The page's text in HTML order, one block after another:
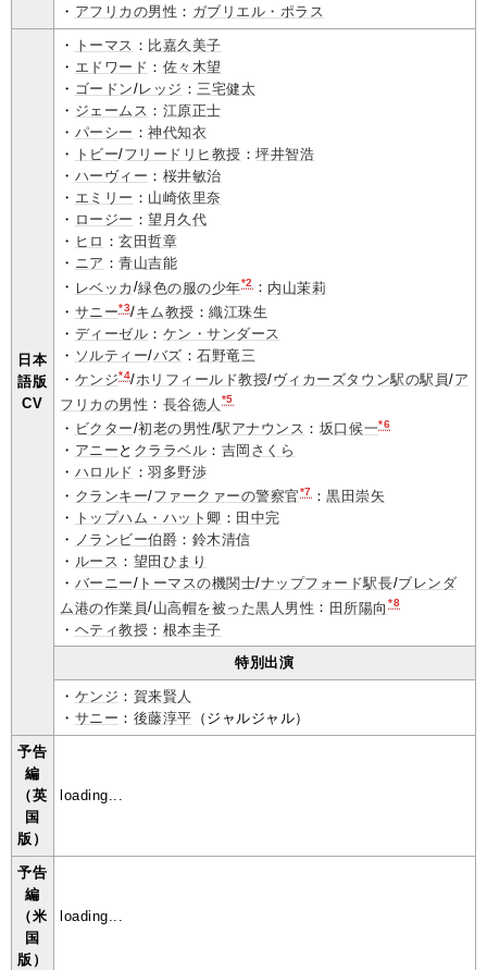
・ アフリカの男性 ： ガブリエル・ポラス
日本
語版
CV
・ トーマス ： 比嘉久美子
・ エドワード ： 佐々木望
・ ゴードン/レッジ ：三宅健太
・ ジェームス ： 江原正士
・ パーシー ：神代知衣
・
トビー/フリードリヒ教授 ：坪井智浩
・ ハーヴィー ： 桜井敏治
・ エミリー ： 山崎依里奈
・ ロージー ：望月久代
・ ヒロ ：玄田哲章
・ ニア ：青山吉能
・ レベッカ /緑色の服の少年*2： 内山茉莉
・ サニー*3/キム教授 ：織江珠生
・ ディーゼル ： ケン・サンダース
・ ソルティー/バズ ：石野竜三
・ ケンジ*4/ホリフィールド教授/ヴィカーズタウン駅の駅員/ア
フリカの男性 ： 長谷徳人 *5
・ ビクター/初老の男性/駅アナウンス ： 坂口候一*6
・ アニー と クララベル ： 吉岡さくら
・ ハロルド ：羽多野渉
・ クランキー/ファークァーの警察官*7：黒田崇矢
・
トップハム・ハット卿 ： 田中完
・ ノランビー伯爵 ： 鈴木清信
・ ルース ： 望田ひまり
・ バーニー/ トーマスの機関士/ナップフォード駅長/ブレンダ
ム港の作業員/山高帽を被った黒人男性 ： 田所陽向*8
・ ヘティ教授 ： 根本圭子
特別出演
・ ケンジ ： 賀来賢人
・ サニー ： 後藤淳平 （ジャルジャル）
予告
編
（英
国
版）
loading...
予告
編
（米
国
版）
loading...